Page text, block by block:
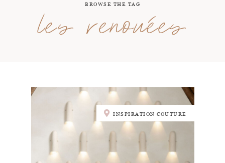
BROWSE THE TAG
les renouées
INSPIRATION COUTURE